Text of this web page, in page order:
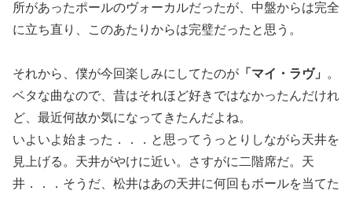
所があったポールのヴォーカルだったが、中盤からは完全
に立ち直り、このあたりからは完璧だったと思う。
それから、僕が今回楽しみにしてたのが 「マイ・ラヴ」 。
ベタな曲なので、昔はそれほど好きではなかったんだけれ
ど、最近何故か気になってきたんだよね。
いよいよ始まった．．．と思ってうっとりしながら天井を
見上げる。天井がやけに近い。さすがに二階席だ。天
井．．．そうだ、松井はあの天井に何回もボールを当てた